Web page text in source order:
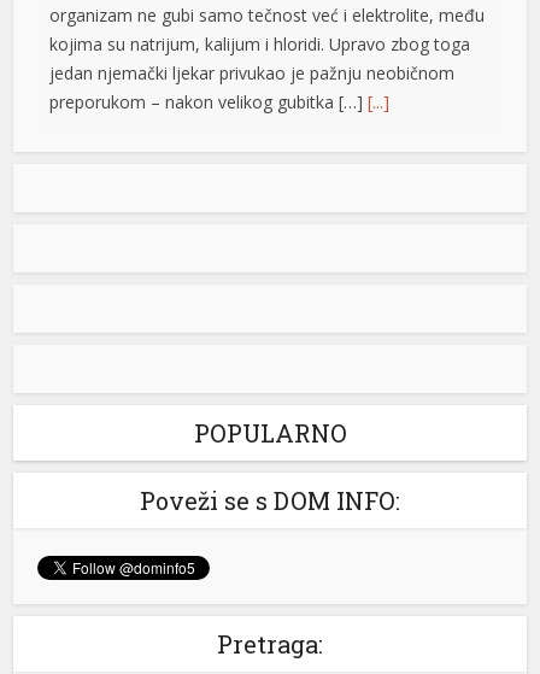
organizam ne gubi samo tečnost već i elektrolite, među
kojima su natrijum, kalijum i hloridi. Upravo zbog toga
jedan njemački ljekar privukao je pažnju neobičnom
preporukom – nakon velikog gubitka […][...]
odobrila je dodatne radove na parkovskim stazama i
Konačnom Odlukom o izboru najpovoljnijeg ponuđača
ponuđača „ABC SOLUTIONS“ d.o.o. Banja Luka i
„Kozaraputevi“ d.o.o. […][...]
Srbin kažnjen u Grčkoj: Blicao vozačima, pa dobio kaznu
upozoravao druge vozače na policijsku kontrolu.
Međutim, kada je kasnije dobio prevod zapisnika koji je
potpisao, saznao je da blicanje u dokumentu uopšte
nije navedeno. Neprijatno iskustvo dogodilo mu se u
POPULARNO
Poveži se s DOM INFO:
Pretraga: